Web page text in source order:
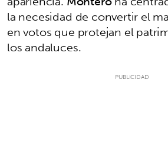
la necesidad de convertir el
en votos que protejan el
los andaluces.